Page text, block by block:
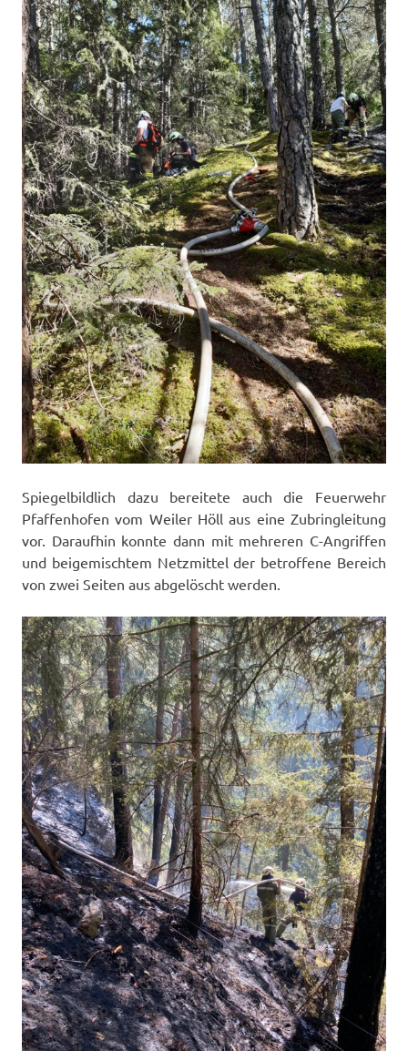
Spiegelbildlich dazu bereitete auch die Feuerwehr
Pfaffenhofen vom Weiler Höll aus eine Zubringleitung
vor. Daraufhin konnte dann mit mehreren C-Angriffen
und beigemischtem Netzmittel der betroffene Bereich
von zwei Seiten aus abgelöscht werden.